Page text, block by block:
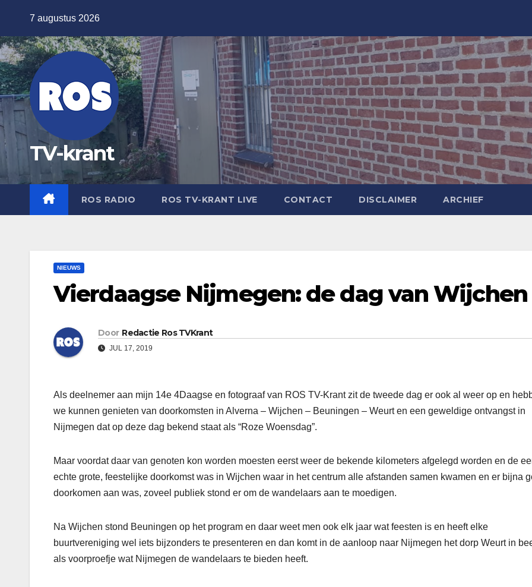
de
inhoud
7 augustus 2026
TV-krant
ROS RADIO ROS TV-KRANT LIVE CONTACT DISCLAIMER ARCHIEF
NIEUWS
Vierdaagse Nijmegen: de dag van Wijchen
Door Redactie Ros TVKrant
JUL 17, 2019
Als deelnemer aan mijn 14e 4Daagse en fotograaf van ROS TV-Krant zit de tweede dag er ook al weer op en
we kunnen genieten van doorkomsten in Alverna – Wijchen – Beuningen – Weurt en een geweldige ontvangst in
Nijmegen dat op deze dag bekend staat als “Roze Woensdag”.
Maar voordat daar van genoten kon worden moesten eerst weer de bekende kilometers afgelegd worden en de
echte grote, feestelijke doorkomst was in Wijchen waar in het centrum alle afstanden samen kwamen en er bijna
doorkomen aan was, zoveel publiek stond er om de wandelaars aan te moedigen.
Na Wijchen stond Beuningen op het program en daar weet men ook elk jaar wat feesten is en heeft elke
buurtvereniging wel iets bijzonders te presenteren en dan komt in de aanloop naar Nijmegen het dorp Weurt in
als voorproefje wat Nijmegen de wandelaars te bieden heeft.